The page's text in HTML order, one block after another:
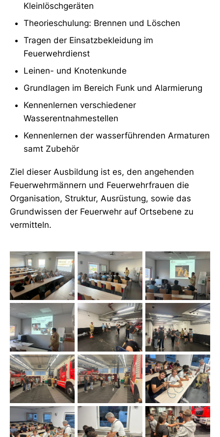
Kleinlöschgeräten
Theorieschulung: Brennen und Löschen
Tragen der Einsatzbekleidung im
Feuerwehrdienst
Leinen- und Knotenkunde
Grundlagen im Bereich Funk und Alarmierung
Kennenlernen verschiedener
Wasserentnahmestellen
Kennenlernen der wasserführenden Armaturen
samt Zubehör
Ziel dieser Ausbildung ist es, den angehenden
Feuerwehrmännern und Feuerwehrfrauen die
Organisation, Struktur, Ausrüstung, sowie das
Grundwissen der Feuerwehr auf Ortsebene zu
vermitteln.